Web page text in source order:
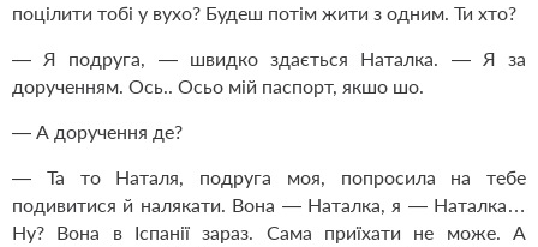
поцілити тобі у вухо? Будеш потім жити з одним. Ти хто?
— Я подруга, — швидко здається Наталка. — Я за
дорученням. Ось.. Осьо мій паспорт, якшо шо.
— А доручення де?
— Та то Наталя, подруга моя, попросила на тебе
подивитися й налякати. Вона — Наталка, я — Наталка…
Ну? Вона в Іспанії зараз. Сама приїхати не може. А